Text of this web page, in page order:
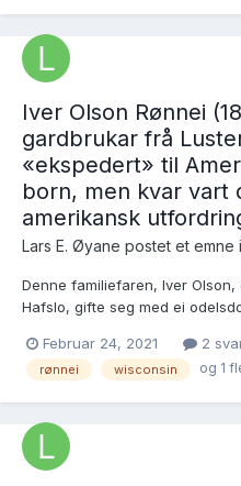
Iver Olson Rønnei
gardbrukar frå
«ekspedert» til
born, men kvar vart
amerikansk
Lars E. Øyane postet et emne i
Denne familiefaren, Iver
Hafslo, gifte seg med ei
gardbrukar, og etter elleve år
1872 med amerikabillett for å
Februar 24, 2021 2
rønnei wisconsin og 1